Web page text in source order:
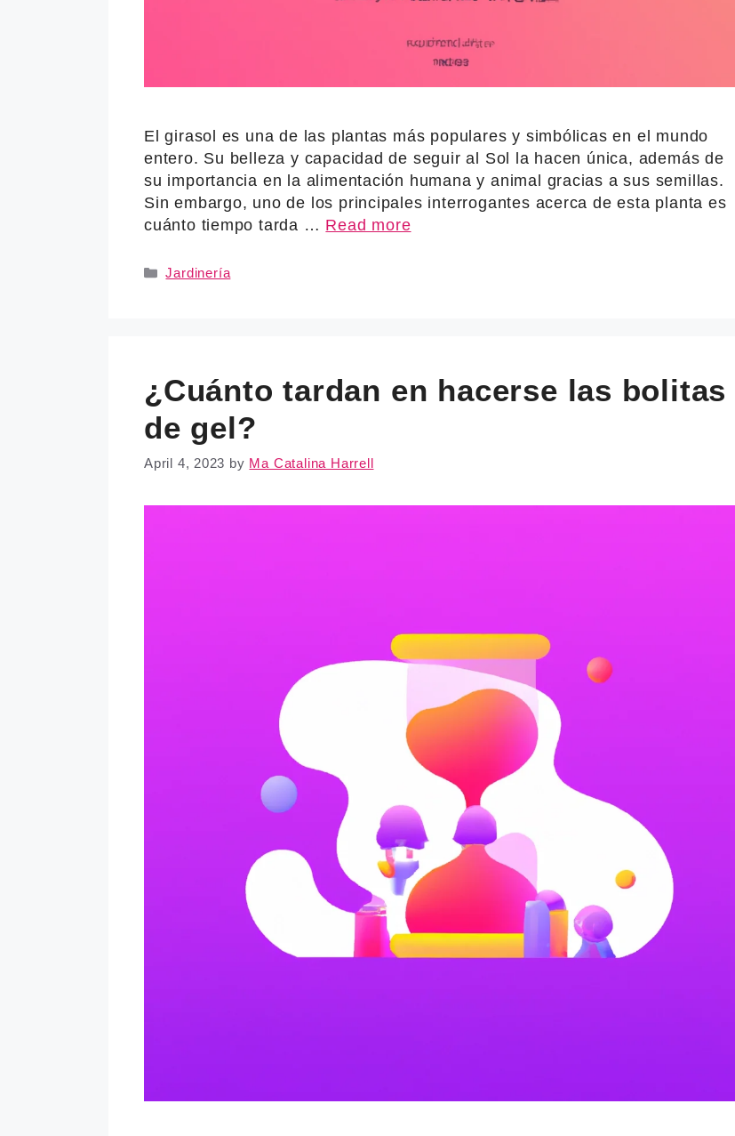
El girasol es una de las plantas más populares y simbólicas en el mundo
entero. Su belleza y capacidad de seguir al Sol la hacen única, además de
su importancia en la alimentación humana y animal gracias a sus semillas.
Sin embargo, uno de los principales interrogantes acerca de esta planta es
cuánto tiempo tarda … Read more
Categories
Jardinería
¿Cuánto tardan en hacerse las bolitas
de gel?
April 4, 2023 by Ma Catalina Harrell